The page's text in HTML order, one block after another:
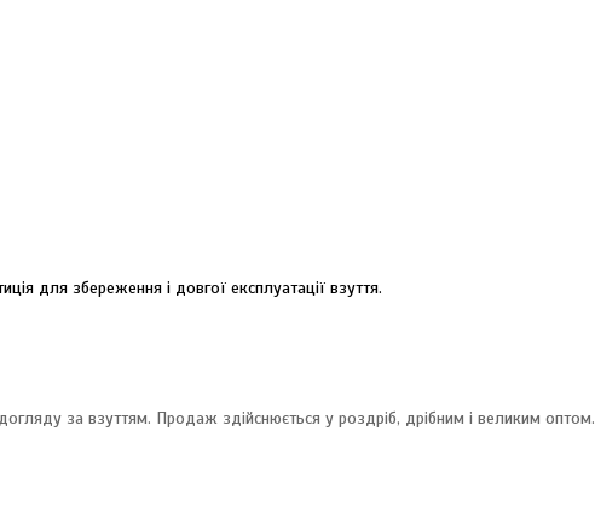
для збереження і довгої експлуатації взуття.
за взуттям. Продаж здійснюється у роздріб, дрібним і великим оптом.